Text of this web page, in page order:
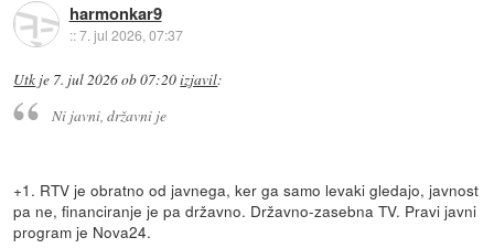
harmonkar9
::7. jul 2026, 07:37
Utk je 7. jul 2026 ob 07:20izjavil:
Ni javni, državni je
+1. RTV je obratno od javnega, ker ga samo levaki gledajo, javnost
pa ne, financiranje je pa državno. Državno-zasebna TV. Pravi javni
program je Nova24.